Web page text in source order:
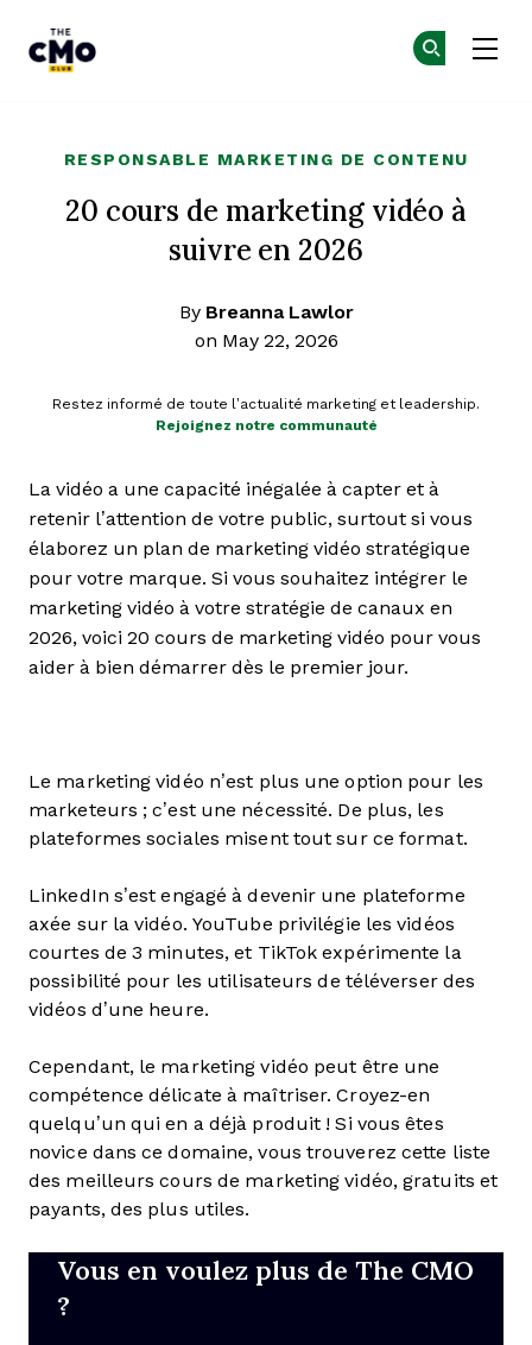
RESPONSABLE MARKETING DE CONTENU
20 cours de marketing vidéo à
suivre en 2026
By Breanna Lawlor
on May 22, 2026
Restez informé de toute l’actualité marketing et leadership.
Rejoignez notre communauté
La vidéo a une capacité inégalée à capter et à
retenir l’attention de votre public, surtout si vous
élaborez un plan de marketing vidéo stratégique
pour votre marque. Si vous souhaitez intégrer le
marketing vidéo à votre stratégie de canaux en
2026, voici 20 cours de marketing vidéo pour vous
aider à bien démarrer dès le premier jour.
Le marketing vidéo n’est plus une option pour les
marketeurs ; c’est une nécessité. De plus, les
plateformes sociales misent tout sur ce format.
LinkedIn s’est engagé à devenir une plateforme
axée sur la vidéo. YouTube privilégie les vidéos
courtes de 3 minutes, et TikTok expérimente la
possibilité pour les utilisateurs de téléverser des
vidéos d’une heure.
Cependant, le marketing vidéo peut être une
compétence délicate à maîtriser. Croyez-en
quelqu’un qui en a déjà produit ! Si vous êtes
novice dans ce domaine, vous trouverez cette liste
des meilleurs cours de marketing vidéo, gratuits et
payants, des plus utiles.
Vous en voulez plus de The CMO
?